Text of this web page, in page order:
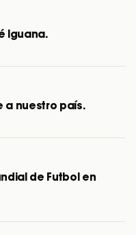
Iguana.
a nuestro país.
de Futbol en